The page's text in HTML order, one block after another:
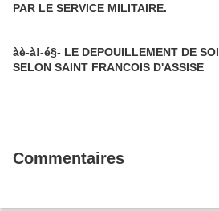
PAR LE SERVICE MILITAIRE.
àè-à!-é§- LE DEPOUILLEMENT DE SOI
SELON SAINT FRANCOIS D'ASSISE
Commentaires